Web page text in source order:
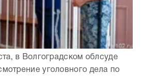
в Волгоградском облсуде
уголовного дела по